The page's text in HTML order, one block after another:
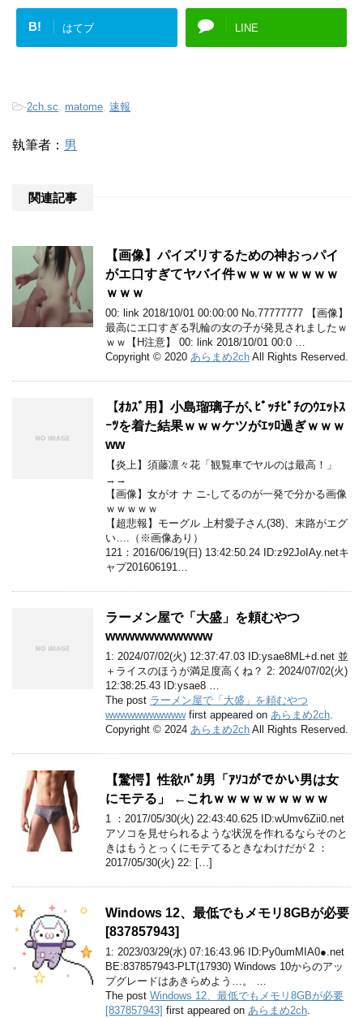
B! はてブ LINE
-2ch.sc, matome, 速報
執筆者： 男
関連記事
【画像】パイズリするための神おっパイ
がエ口すぎてヤバイ件ｗｗｗｗｗｗｗｗ
ｗｗｗ
00: link 2018/10/01 00:00:00 No.77777777 【画像】
最高にエ口すぎる乳輪の女の子が発見されましたｗ
ｗｗ【H注意】 00: link 2018/10/01 00:0 …
Copyright © 2020 あらまめ2ch All Rights Reserved.
【ｵｶｽﾞ用】小島瑠璃子が､ﾋﾟｯﾁﾋﾟﾁのｳｴｯﾄｽ
ｰﾂを着た結果ｗｗｗケツがｴｯﾛ過ぎｗｗｗ
ww
【炎上】須藤凛々花「観覧車でヤルのは最高！」
→→
【画像】女がオ ナ ニ-してるのが一発で分かる画像
ｗｗｗｗｗ
【超悲報】モーグル 上村愛子さん(38)、末路がエグ
い….（※画像あり）
121：2016/06/19(日) 13:42:50.24 ID:z92JoIAy.netキ
ャプ201606191…
ラーメン屋で「大盛」を頼むやつ
wwwwwwwwwww
1: 2024/07/02(火) 12:37:47.03 ID:ysae8ML+d.net 並
＋ライスのほうが満足度高くね？ 2: 2024/07/02(火)
12:38:25.43 ID:ysae8 …
The post ラーメン屋で「大盛」を頼むやつ
wwwwwwwwwwwfirst appeared on あらまめ2ch.
Copyright © 2024 あらまめ2ch All Rights Reserved.
【驚愕】性欲ﾊﾞｶ男「ｱｿｺがでかい男は女
にモテる」 ←これｗｗｗｗｗｗｗｗｗ
1 ：2017/05/30(火) 22:43:40.625 ID:wUmv6Zii0.net
アソコを見せられるような状況を作れるならそのと
きはもうとっくにモテてるときなわけだが 2 ：
2017/05/30(火) 22: […]
Windows 12、最低でもメモリ8GBが必要
[837857943]
1: 2023/03/29(水) 07:16:43.96 ID:Py0umMIA0●.net
BE:837857943-PLT(17930) Windows 10からのアッ
プグレードはあきらめよう…。 …
The post Windows 12、最低でもメモリ8GBが必要
[837857943] first appeared on あらまめ2ch.